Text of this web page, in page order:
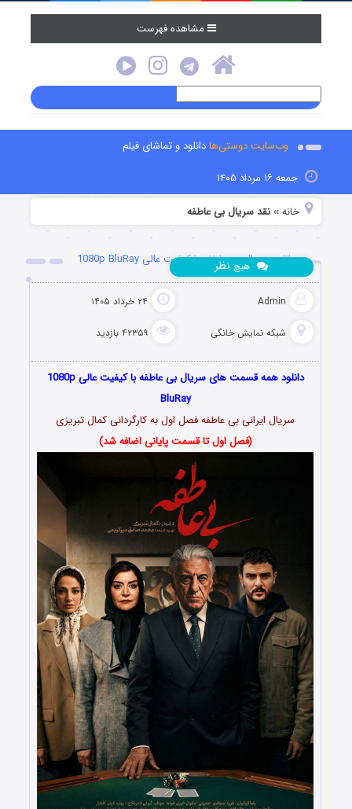
مشاهده فهرست
وب‌سایت دوستی‌هادانلود و تماشای فیلم
جمعه ۱۶ مرداد ۱۴۰۵
خانه »نقد سریال بی عاطفه
دانلود سریال بی عاطفه با کیفیت عالی 1080p BluRay
Admin ۲۴ خرداد ۱۴۰۵
شبکه نمایش خانگی ۴۲۳۵۹ بازدید
هیچ نظر
دانلود همه قسمت های سریال بی عاطفه با کیفیت عالی 1080p
BluRay
سریال ایرانی بی عاطفه فصل اول به کارگردانی کمال تبریزی
(فصل اول تا قسمت پایانی اضافه شد)